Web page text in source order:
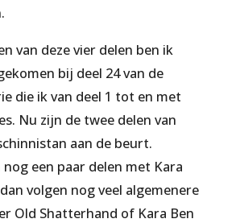
van deze vier delen ben ik
bij deel 24 van de
die ik van deel 1 tot en met
Nu zijn de twee delen van
aan de beurt.
nog een paar delen met Kara
volgen nog veel algemenere
Old Shatterhand of Kara Ben